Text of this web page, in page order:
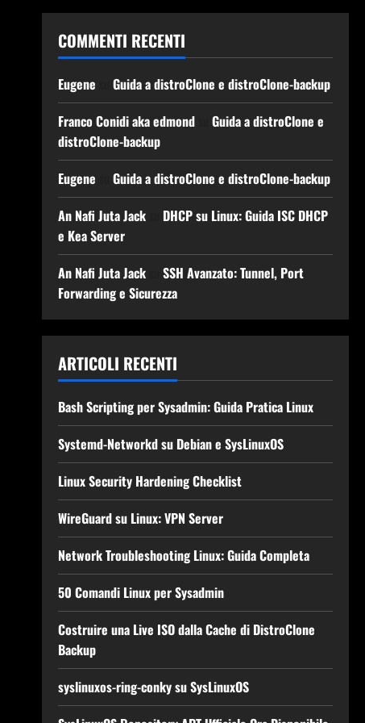
COMMENTI RECENTI
Eugene
Guida a distroClone e distroClone-backup
Franco Conidi aka edmondsu Guida a distroClone e
distroClone-backup
Eugene
Guida a distroClone e distroClone-backup
An Nafi Juta Jacksu DHCP su Linux: Guida ISC DHCP
e Kea Server
An Nafi Juta Jacksu SSH Avanzato: Tunnel, Port
Forwarding e Sicurezza
ARTICOLI RECENTI
Bash Scripting per Sysadmin: Guida Pratica Linux
Systemd-Networkd su Debian e SysLinuxOS
Linux Security Hardening Checklist
WireGuard su Linux: VPN Server
Network Troubleshooting Linux: Guida Completa
50 Comandi Linux per Sysadmin
Costruire una Live ISO dalla Cache di DistroClone
Backup
syslinuxos-ring-conky su SysLinuxOS